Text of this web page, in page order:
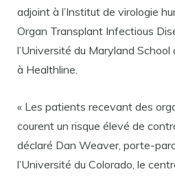
adjoint à l’Institut de virologie
Organ Transplant Infectious
l’Université du Maryland
à Healthline.
« Les patients recevant des
courent un risque élevé de
déclaré Dan Weaver, porte-
l’Université du Colorado, le